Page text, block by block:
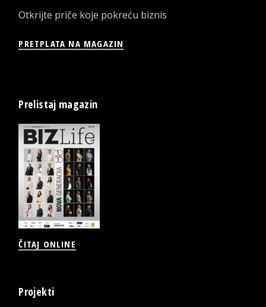
Otkrijte priče koje pokreću biznis
PRETPLATA NA MAGAZIN
Prelistaj magazin
ČITAJ ONLINE
Projekti